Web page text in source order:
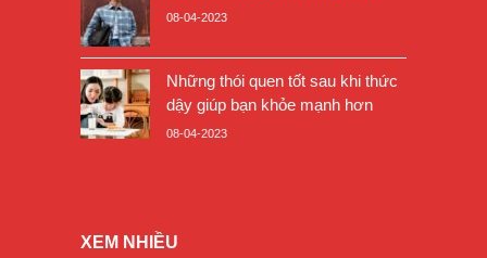
08-04-2023
Những thói quen tốt sau khi thức
dậy giúp bạn khỏe mạnh hơn
08-04-2023
XEM NHIỀU